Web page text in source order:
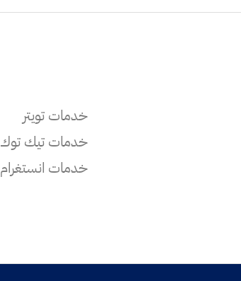
خدمات تويتر
خدمات تيك توك
خدمات انستغرام